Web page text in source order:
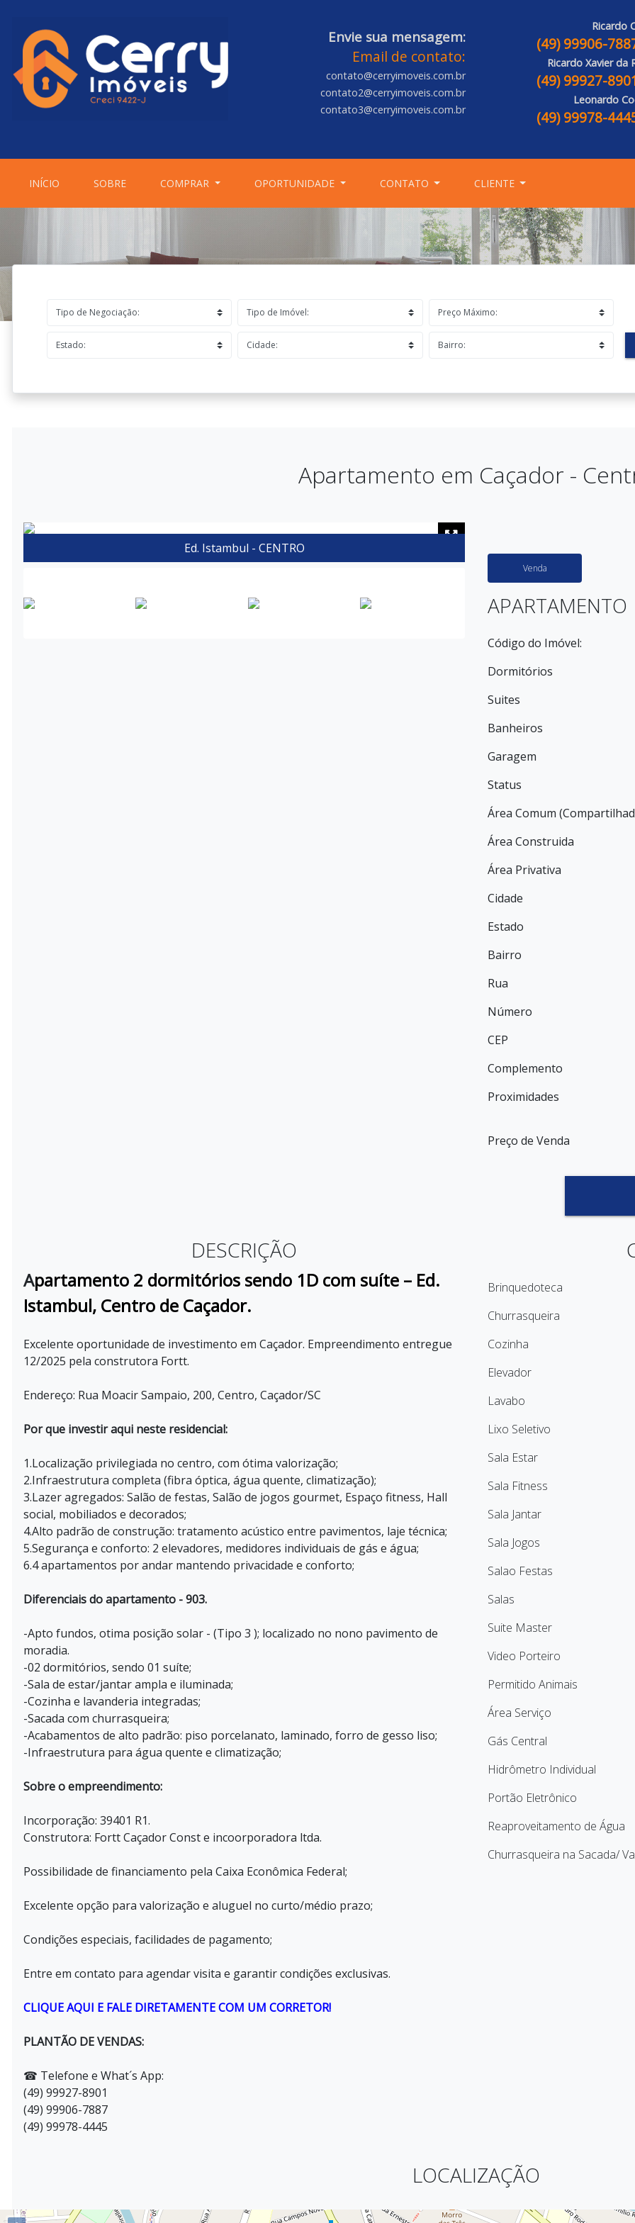
Envie sua mensagem:
Email de contato:
contato@cerryimoveis.com.br
contato2@cerryimoveis.com.br
contato3@cerryimoveis.com.br
Ricardo
(49) 99906-
Ricardo Xavier da
(49) 99927-
Leonardo
(49) 99978-
INÍCIO (CURRENT)SOBRE(CURRENT)COMPRAR OPORTUNIDADE CONTATO CLIENTE
Apartamento em Caçador -
Ed. Istambul - CENTRO
Venda
APARTAMENTO
Código do Imóvel:
Dormitórios
Suites
Banheiros
Garagem
Status
Área Comum
Área Construida
Área Privativa
Cidade
Estado
Bairro
Rua
Número
CEP
Complemento
Proximidades
Preço de Venda
DESCRIÇÃO
Apartamento 2 dormitórios sendo 1D com suíte – Ed.
Istambul, Centro de Caçador.
Excelente oportunidade de investimento em Caçador. Empreendimento entregue
12/2025 pela construtora Fortt.
Endereço: Rua Moacir Sampaio, 200, Centro, Caçador/SC
Por que investir aqui neste residencial:
1.Localização privilegiada no centro, com ótima valorização;
2.Infraestrutura completa (fibra óptica, água quente, climatização);
3.Lazer agregados: Salão de festas, Salão de jogos gourmet, Espaço fitness, Hall
social, mobiliados e decorados;
4.Alto padrão de construção: tratamento acústico entre pavimentos, laje técnica;
5.Segurança e conforto: 2 elevadores, medidores individuais de gás e água;
6.4 apartamentos por andar mantendo privacidade e conforto;
Diferenciais do apartamento - 903.
-Apto fundos, otima posição solar - (Tipo 3 ); localizado no nono pavimento de
moradia.
-02 dormitórios, sendo 01 suíte;
-Sala de estar/jantar ampla e iluminada;
-Cozinha e lavanderia integradas;
-Sacada com churrasqueira;
-Acabamentos de alto padrão: piso porcelanato, laminado, forro de gesso liso;
-Infraestrutura para água quente e climatização;
Sobre o empreendimento:
Incorporação: 39401 R1.
Construtora: Fortt Caçador Const e incoorporadora ltda.
Possibilidade de financiamento pela Caixa Econômica Federal;
Excelente opção para valorização e aluguel no curto/médio prazo;
Condições especiais, facilidades de pagamento;
Entre em contato para agendar visita e garantir condições exclusivas.
CLIQUE AQUI E FALE DIRETAMENTE COM UM CORRETOR!
PLANTÃO DE VENDAS:
☎ Telefone e What´s App:
(49) 99927-8901
(49) 99906-7887
(49) 99978-4445
Brinquedoteca
Churrasqueira
Cozinha
Elevador
Lavabo
Lixo Seletivo
Sala Estar
Sala Fitness
Sala Jantar
Sala Jogos
Salao Festas
Salas
Suite Master
Video Porteiro
Permitido Animais
Área Serviço
Gás Central
Hidrômetro Individual
Portão Eletrônico
Reaproveitamento de Água
Churrasqueira na Sacada/
LOCALIZAÇÃO